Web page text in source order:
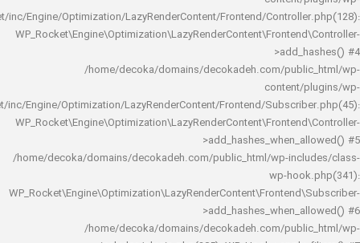
rocket/inc/Engine/Optimization/LazyRenderContent/Frontend/
/home/decoka/domains/decokadeh.com/
rocket/inc/Engine/Optimization/LazyRenderContent/Frontend/
/home/decoka/domains/decokadeh.com/public_html/wp-
wp-
/home/decoka/domains/decokadeh.com/